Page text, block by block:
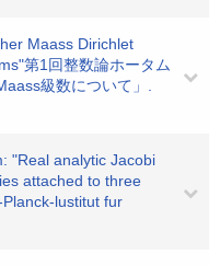
Maass Dirichlet
第1回整数論ホータム
級数について」.
"Real analytic Jacobi
attached to three
lustitut fur